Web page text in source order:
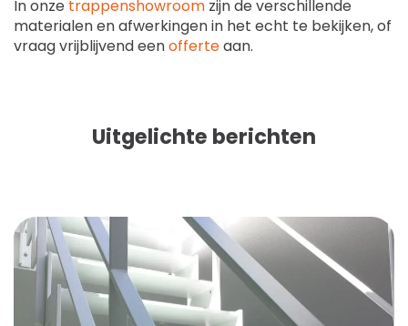
In onze trappenshowroom zijn de verschillende
materialen en afwerkingen in het echt te bekijken, of
vraag vrijblijvend eenofferteaan.
Uitgelichte berichten